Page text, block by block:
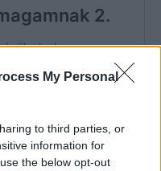
My Personal
to third parties, or
information for
the below opt-out